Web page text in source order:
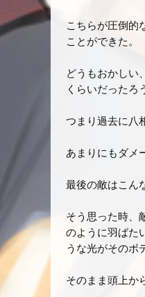
こちらが圧倒的
ことができた。
どうもおかしい
くらいだったろ
つまり過去に八
あまりにもダメ
最後の敵はこん
そう思った時、
のように羽ばた
うな光がそのボ
そのまま頭上か